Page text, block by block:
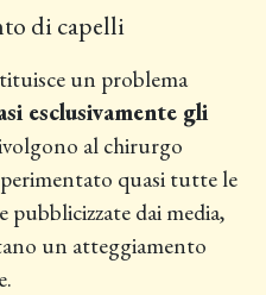
di capelli
un problema
esclusivamente gli
al chirurgo
quasi tutte le
pubblicizzate dai media,
un atteggiamento